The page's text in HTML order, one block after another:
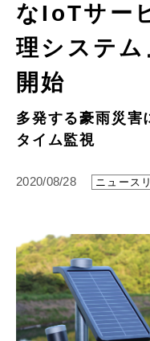
なIoTサー
理システム
開始
多発する豪雨災害
タイム監視
2020/08/28 ニュース